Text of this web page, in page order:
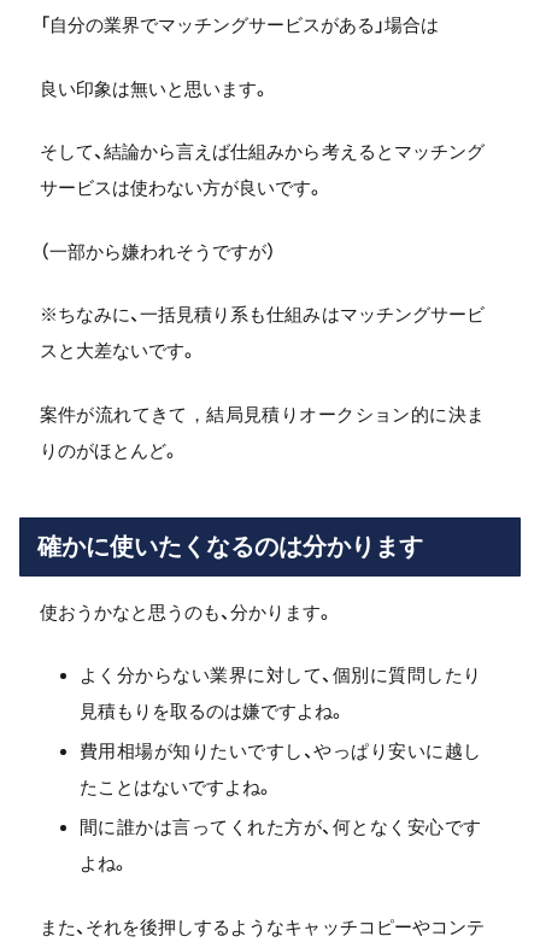
「自分の業界でマッチングサービスがある」場合は
良い印象は無いと思います。
そして、結論から言えば仕組みから考えるとマッチング
サービスは使わない方が良いです。
（一部から嫌われそうですが）
※ちなみに、一括見積り系も仕組みはマッチングサービ
スと大差ないです。
案件が流れてきて，結局見積りオークション的に決ま
りのがほとんど。
確かに使いたくなるのは分かります
使おうかなと思うのも、分かります。
よく分からない業界に対して、個別に質問したり
見積もりを取るのは嫌ですよね。
費用相場が知りたいですし、やっぱり安いに越し
たことはないですよね。
間に誰かは言ってくれた方が、何となく安心です
よね。
また、それを後押しするようなキャッチコピーやコンテ